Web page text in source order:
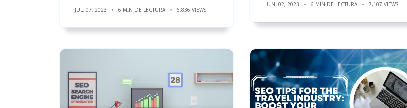
JUL. 07, 2023 6 MIN DE LECTURA 6,836 VIEWS
JUN. 02, 2023 6 MIN DE LECTURA 7,107 VIEWS